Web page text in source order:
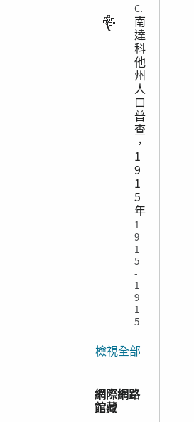
CENSUS
南
達
科
他
州
人
口
普
查
，
1
9
1
5
年
1
9
1
5
-
1
9
1
5
檢視全部
網際網路
館藏